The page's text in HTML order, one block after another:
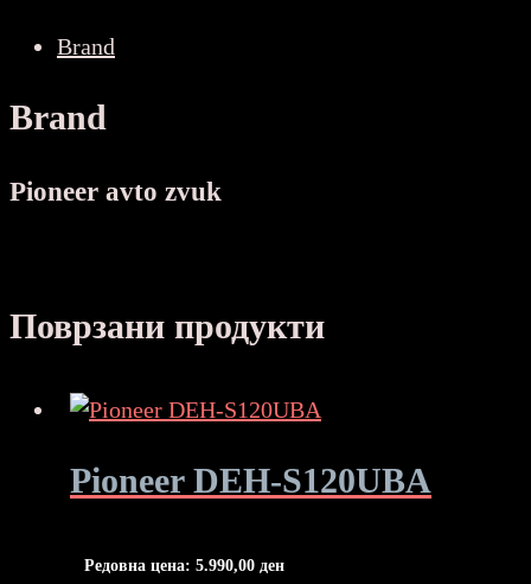
Brand
Brand
Pioneer avto zvuk
Поврзани продукти
Pioneer DEH-S120UBA
Редовна цена: 5.990,00 ден